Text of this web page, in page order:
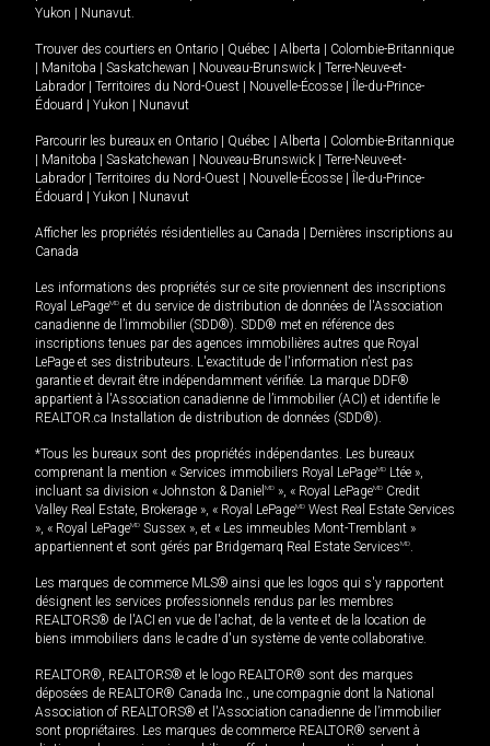
Yukon
Nunavut.
Trouver des courtiers en Ontario Québec Alberta
Colombie-Britannique
Manitoba Saskatchewan Nouveau-Brunswick
Terre-Neuve-et-
Labrador
Territoires du Nord-Ouest Nouvelle-Écosse
Île-du-Prince-
Édouard
Yukon Nunavut
Parcourir les bureaux en Ontario Québec Alberta
Colombie-Britannique
Manitoba Saskatchewan Nouveau-Brunswick
Terre-Neuve-et-
Labrador
Territoires du Nord-Ouest Nouvelle-Écosse
Île-du-Prince-
Édouard
Yukon Nunavut
Afficher les propriétés résidentielles au Canada
Dernières inscriptions au
Canada
Les informations des propriétés sur ce site proviennent des inscriptions
Royal LePageMD et du service de distribution de données de l'Association
canadienne de l’immobilier (SDD®). SDD® met en référence des
inscriptions tenues par des agences immobilières autres que Royal
LePage et ses distributeurs. L'exactitude de l'information n'est pas
garantie et devrait être indépendamment vérifiée. La marque DDF®
appartient à l'Association canadienne de l’immobilier (ACI) et identifie le
REALTOR.ca Installation de distribution de données (SDD®).
*Tous les bureaux sont des propriétés indépendantes. Les bureaux
comprenant la mention « Services immobiliers Royal LePageMD Ltée »,
incluant sa division « Johnston & Daniel MD », « Royal LePageMD Credit
Valley Real Estate, Brokerage », « Royal LePageMD West Real Estate Services
», « Royal LePageMD Sussex », et « Les immeubles Mont-Tremblant »
appartiennent et sont gérés par Bridgemarq Real Estate ServicesMD.
Les marques de commerce MLS® ainsi que les logos qui s'y rapportent
désignent les services professionnels rendus par les membres
REALTORS® de l'ACI en vue de l'achat, de la vente et de la location de
biens immobiliers dans le cadre d'un système de vente collaborative.
REALTOR®, REALTORS® et le logo REALTOR® sont des marques
déposées de REALTOR® Canada Inc., une compagnie dont la National
Association of REALTORS® et l'Association canadienne de l’immobilier
sont propriétaires. Les marques de commerce REALTOR® servent à